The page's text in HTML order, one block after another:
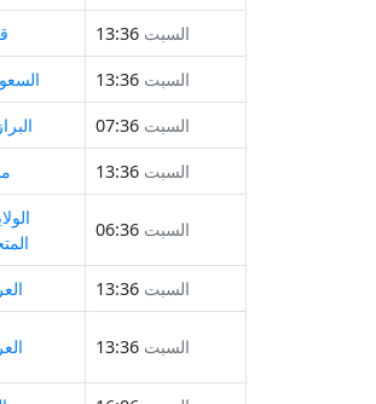
السبت 13:36
السبت 13:36
السبت 07:36
السبت 13:36
السبت 06:36
السبت 13:36
السبت 13:36